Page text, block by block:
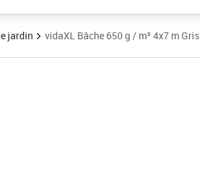
jardin vidaXL Bâche 650 g / m² 4x7 m Gris